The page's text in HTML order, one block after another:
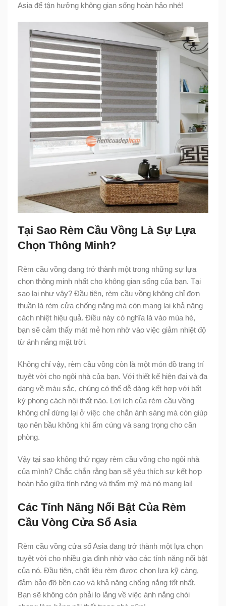
Asia để tận hưởng không gian sống hoàn hảo nhé!
Tại Sao Rèm Cầu Vồng Là Sự Lựa
Chọn Thông Minh?
Rèm cầu vồng đang trở thành một trong những sự lựa
chọn thông minh nhất cho không gian sống của bạn. Tại
sao lại như vậy? Đầu tiên, rèm cầu vồng không chỉ đơn
thuần là rèm cửa chống nắng mà còn mang lại khả năng
cách nhiệt hiệu quả. Điều này có nghĩa là vào mùa hè,
bạn sẽ cảm thấy mát mẻ hơn nhờ vào việc giảm nhiệt độ
từ ánh nắng mặt trời.
Không chỉ vậy, rèm cầu vồng còn là một món đồ trang trí
tuyệt vời cho ngôi nhà của bạn. Với thiết kế hiện đại và đa
dạng về màu sắc, chúng có thể dễ dàng kết hợp với bất
kỳ phong cách nội thất nào. Lợi ích của rèm cầu vồng
không chỉ dừng lại ở việc che chắn ánh sáng mà còn giúp
tạo nên bầu không khí ấm cúng và sang trọng cho căn
phòng.
Vậy tại sao không thử ngay rèm cầu vồng cho ngôi nhà
của mình? Chắc chắn rằng bạn sẽ yêu thích sự kết hợp
hoàn hảo giữa tính năng và thẩm mỹ mà nó mang lại!
Các Tính Năng Nổi Bật Của Rèm
Cầu Vòng Cửa Sổ Asia
Rèm cầu vồng cửa sổ Asia đang trở thành một lựa chọn
tuyệt vời cho nhiều gia đình nhờ vào các tính năng nổi bật
của nó. Đầu tiên, chất liệu rèm được chọn lựa kỹ càng,
đảm bảo độ bền cao và khả năng chống nắng tốt nhất.
Bạn sẽ không còn phải lo lắng về việc ánh nắng chói